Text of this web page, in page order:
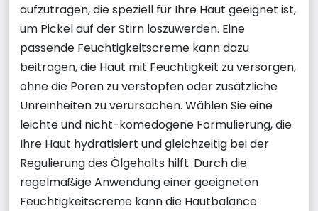
aufzutragen, die speziell für Ihre Haut geeignet ist,
um Pickel auf der Stirn loszuwerden. Eine
passende Feuchtigkeitscreme kann dazu
beitragen, die Haut mit Feuchtigkeit zu versorgen,
ohne die Poren zu verstopfen oder zusätzliche
Unreinheiten zu verursachen. Wählen Sie eine
leichte und nicht-komedogene Formulierung, die
Ihre Haut hydratisiert und gleichzeitig bei der
Regulierung des Ölgehalts hilft. Durch die
regelmäßige Anwendung einer geeigneten
Feuchtigkeitscreme kann die Hautbalance